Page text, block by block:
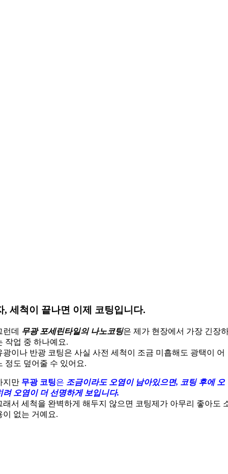
, 세척이 끝나면 이제 코팅입니다.
런데 무광 포세린타일의 나노코팅은 제가 현장에서 가장 긴장
작업 중 하나예요.
광이나 반광 코팅은 사실 사전 세척이 조금 미흡해도 광택이 어
정도 덮어줄 수 있어요.
지만 무광 코팅은 조금이라도 오염이 남아있으면, 코팅 후에 오
려 오염이 더 선명하게 보입니다.
래서 세척을 완벽하게 해두지 않으면 코팅제가 아무리 좋아도
이 없는 거예요.